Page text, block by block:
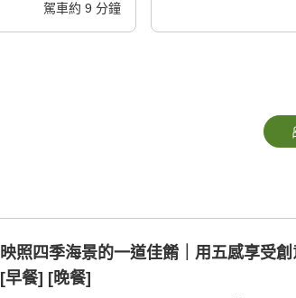
駕車約 9 分鐘
映照四季海景的一道佳餚｜用五感享受創
[早餐] [晚餐]